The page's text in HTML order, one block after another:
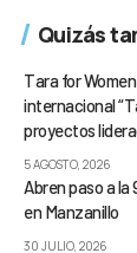
Quizás
Tara for
internacional
proyectos
5 AGOSTO, 2026
Abren paso a la
en Manzanillo
30 JULIO, 2026